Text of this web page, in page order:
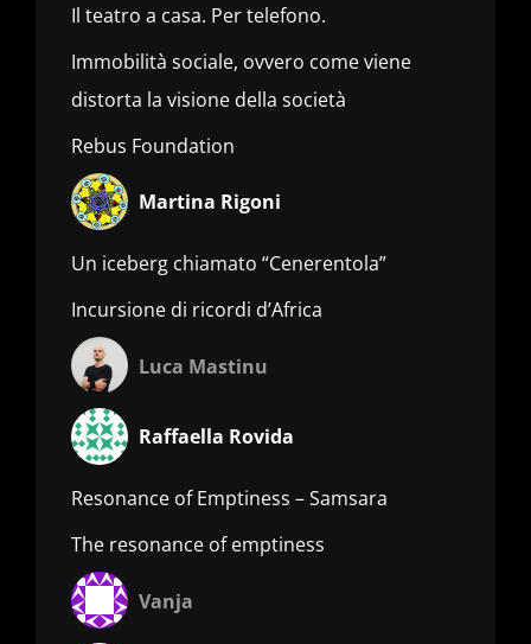
Il teatro a casa. Per telefono.
Immobilità sociale, ovvero come viene
distorta la visione della società
Rebus Foundation
Martina Rigoni
Un iceberg chiamato “Cenerentola”
Incursione di ricordi d’Africa
Luca Mastinu
Raffaella Rovida
Resonance of Emptiness – Samsara
The resonance of emptiness
Vanja